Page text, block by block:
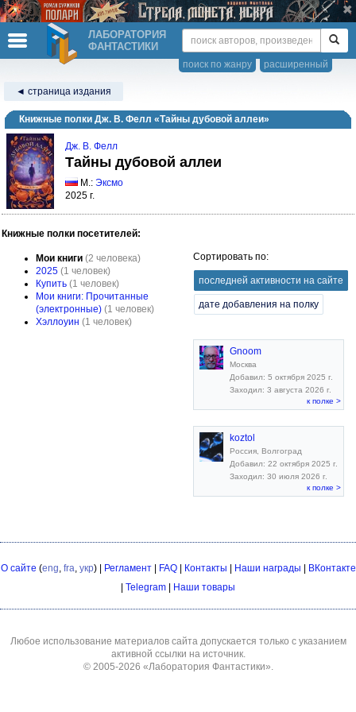
ЛАБОРАТОРИЯ
ФАНТАСТИКИ
расширенный
поиск по жанру
◄ страница издания
Книжные полки Дж. В. Фелл «Тайны дубовой аллеи»
Дж. В. Фелл
Тайны дубовой аллеи
М.: Эксмо
2025 г.
Книжные полки посетителей:
Мои книги (2 человека)
2025 (1 человек)
Купить (1 человек)
Мои книги: Прочитанные
(электронные) (1 человек)
Хэллоуин (1 человек)
Сортировать по:
последней активности на сайте
дате добавления на полку
Gnoom
Москва
Добавил: 5 октября 2025 г.
Заходил: 3 августа 2026 г.
к полке >
koztol
Россия, Волгоград
Добавил: 22 октября 2025 г.
Заходил: 30 июля 2026 г.
к полке >
О сайте (eng, fra, укр) | Регламент| FAQ| Контакты Наши награды
ВКонтакте
Telegram Наши товары
Любое использование материалов сайта допускается только с указанием
активной ссылки на источник.
© 2005-2026 «Лаборатория Фантастики».